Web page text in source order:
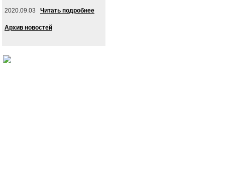
2020.09.03 Читать подробнее
Архив новостей